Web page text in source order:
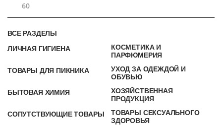
60
ВСЕ РАЗДЕЛЫ
ЛИЧНАЯ ГИГИЕНА
КОСМЕТИКА И
ПАРФЮМЕРИЯ
ТОВАРЫ ДЛЯ ПИКНИКА
УХОД ЗА ОДЕЖДОЙ И
ОБУВЬЮ
БЫТОВАЯ ХИМИЯ
ХОЗЯЙСТВЕННАЯ
ПРОДУКЦИЯ
СОПУТСТВУЮЩИЕ ТОВАРЫ
ТОВАРЫ СЕКСУАЛЬНОГО
ЗДОРОВЬЯ